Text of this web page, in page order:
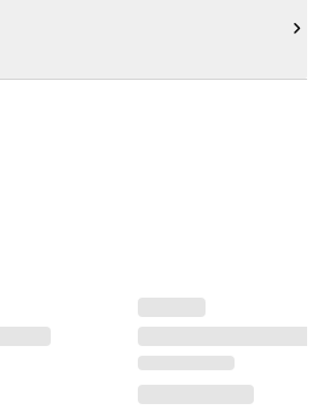
